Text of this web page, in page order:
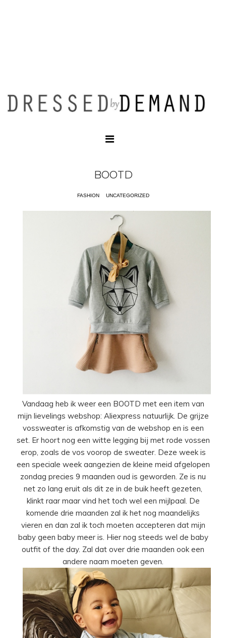
BOOTD
FASHION UNCATEGORIZED
Vandaag heb ik weer een BOOTD met een item van
mijn lievelings webshop: Aliexpress natuurlijk. De grijze
vossweater is afkomstig van de webshop en is een
set. Er hoort nog een witte legging bij met rode vossen
erop, zoals de vos voorop de sweater. Deze week is
een speciale week aangezien de kleine meid afgelopen
zondag precies 9 maanden oud is geworden. Ze is nu
net zo lang eruit als dit ze in de buik heeft gezeten,
klinkt raar maar vind het toch wel een mijlpaal. De
komende drie maanden zal ik het nog maandelijks
vieren en dan zal ik toch moeten accepteren dat mijn
baby geen baby meer is. Hier nog steeds wel de baby
outfit of the day. Zal dat over drie maanden ook een
andere naam moeten geven.